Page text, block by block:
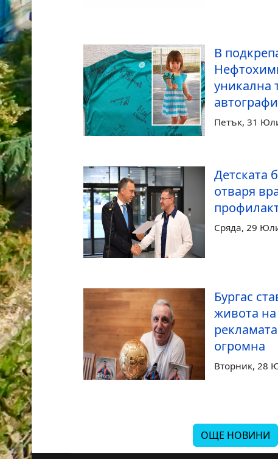
В
уникална
автографи
Петък, 31
Детската
отваря
Сряда, 29
Бургас
живота
огромна
Вторник, 28
ОЩЕ НОВИНИ